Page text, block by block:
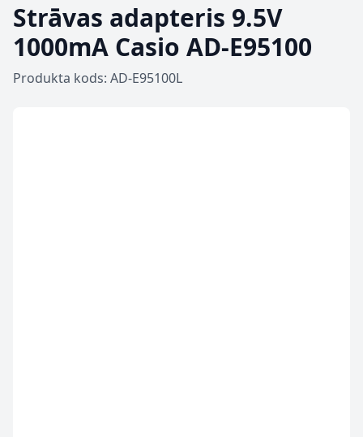
Strāvas adapteris 9.5V
1000mA Casio AD-E95100
Produkta kods: AD-E95100L